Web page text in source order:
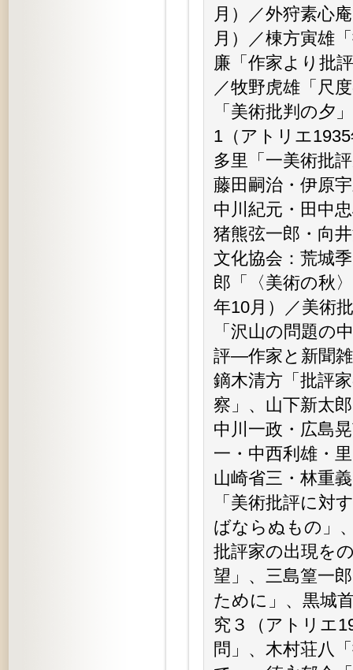
月）／外狩素心
月）／棟方寅雄
廉「作家より批
／牧野虎雄「尺
「美術批判の夕
1（アトリエ
多里「一美術批
藤田嗣治・伊原
中川紀元・田中
猪熊弦一郎・向
文化協会：荒城
郎「〈美術の秋
年10月）／美術
「沢山の問題の
評—作家と新聞
鏑木清方「批評
察」、山下新太
中川一政・広島
一・中西利雄・
山崎省三・林重
「美術批評に対
ばならぬもの」
批評家の出現を
望」、三島篁一
ために」、黒城
究３（アトリエ
問」、木村荘八